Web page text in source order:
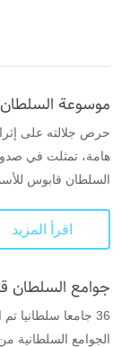
موسوعة السلطان
حرص جلالته على إثراء
هامة، تمثلت في
السلطان قابوس
اقرأ المزيد
جوامع السلطان
36 جامعا سلطانيا
الجوامع السلطانية